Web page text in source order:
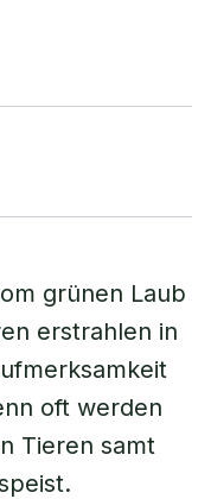
grünen Laub
erstrahlen in
oft werden
Tieren samt